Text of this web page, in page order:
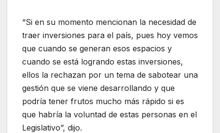
“Si en su momento mencionan la necesidad de
traer inversiones para el país, pues hoy vemos
que cuando se generan esos espacios y
cuando se está logrando estas inversiones,
ellos la rechazan por un tema de sabotear una
gestión que se viene desarrollando y que
podría tener frutos mucho más rápido si es
que habría la voluntad de estas personas en el
Legislativo”, dijo.